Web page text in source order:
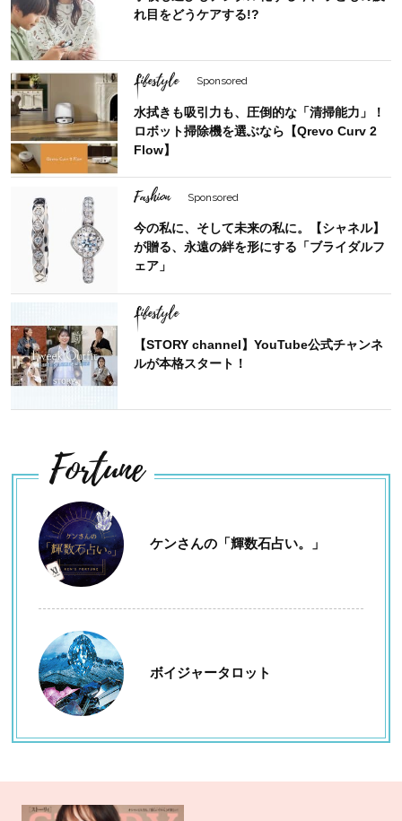
れ目をどうケアする!?
Lifestyle Sponsored
水拭きも吸引力も、圧倒的な「清掃能力」！
ロボット掃除機を選ぶなら【Qrevo Curv 2
Flow】
Fashion Sponsored
今の私に、そして未来の私に。【シャネル】
が贈る、永遠の絆を形にする「ブライダルフ
ェア」
Lifestyle
【STORY channel】YouTube公式チャンネ
ルが本格スタート！
Fortune
ケンさんの「輝数石占い。」
ボイジャータロット